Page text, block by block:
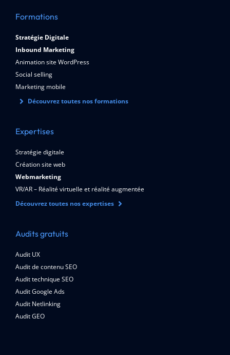
Formations
Stratégie Digitale
Inbound Marketing
Animation site WordPress
Social selling
Marketing mobile
Découvrez toutes nos formations
Expertises
Stratégie digitale
Création site web
Webmarketing
VR/AR – Réalité virtuelle et réalité augmentée
Découvrez toutes nos expertises
Audits gratuits
Audit UX
Audit de contenu SEO
Audit technique SEO
Audit Google Ads
Audit Netlinking
Audit GEO